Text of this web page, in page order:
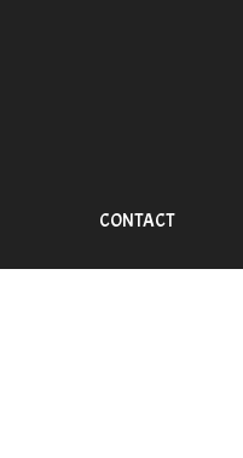
CONTACT